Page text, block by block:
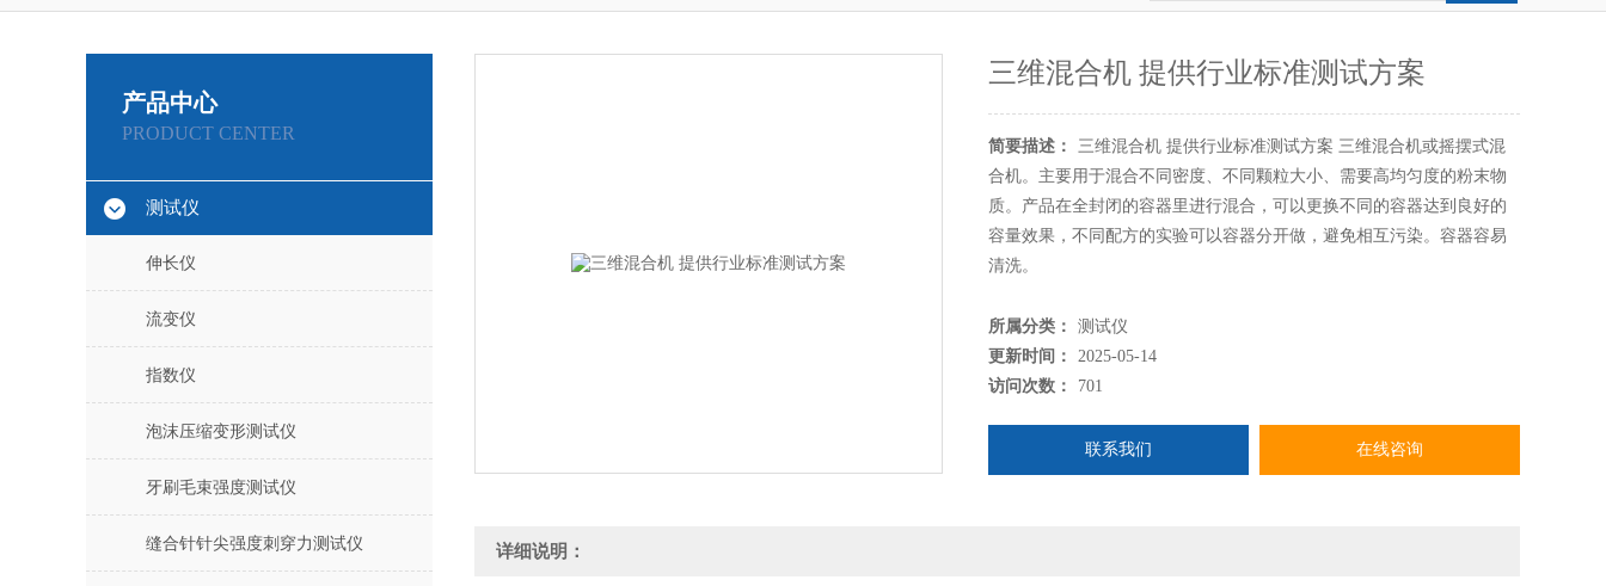
产品中心
PRODUCT CENTER
测试仪
伸长仪
流变仪
指数仪
泡沫压缩变形测试仪
牙刷毛束强度测试仪
缝合针针尖强度刺穿力测试仪
三维混合机 提供行业标准测试方案
简要描述：
三维混合机 提供行业标准测试方案 三维混合机或摇摆式混
合机。主要用于混合不同密度、不同颗粒大小、需要高均匀度的粉末物
质。产品在全封闭的容器里进行混合，可以更换不同的容器达到良好的
容量效果，不同配方的实验可以容器分开做，避免相互污染。容器容易
清洗。
所属分类：
测试仪
更新时间：
2025-05-14
访问次数：
701
联系我们 在线咨询
详细说明：